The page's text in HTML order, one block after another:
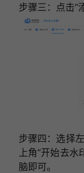
步骤三：点击“
步骤四：选择
上角“开始去
脑即可。